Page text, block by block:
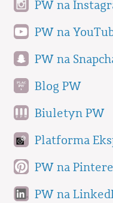
PW na
PW na
PW na
Blog PW
Biuletyn PW
Platforma
PW na
PW na